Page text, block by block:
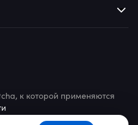
к которой применяются